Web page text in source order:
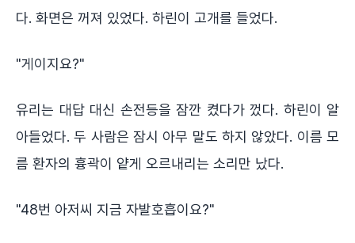
다. 화면은 꺼져 있었다. 하린이 고개를 들었다.
"게이지요?"
유리는 대답 대신 손전등을 잠깐 켰다가 껐다. 하린이 알
아들었다. 두 사람은 잠시 아무 말도 하지 않았다. 이름 모
름 환자의 흉곽이 얕게 오르내리는 소리만 났다.
"48번 아저씨 지금 자발호흡이요?"